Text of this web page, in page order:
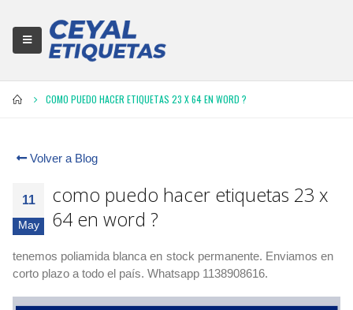
COMO PUEDO HACER ETIQUETAS 23 X 64 EN WORD ?
Volver a Blog
11
May
como puedo hacer etiquetas 23 x
64 en word ?
tenemos poliamida blanca en stock permanente. Enviamos en
corto plazo a todo el país. Whatsapp 1138908616.